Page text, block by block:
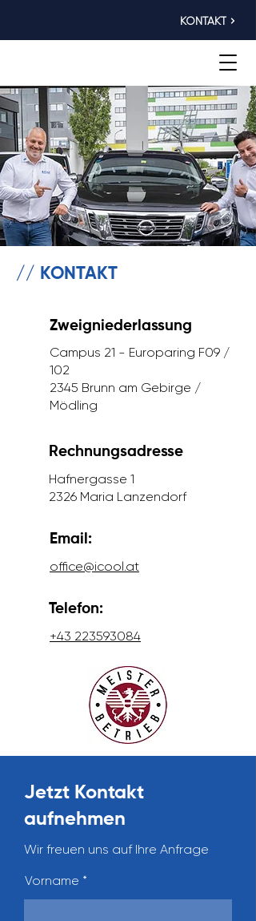
KONTAKT
// KONTAKT
Zweigniederlassung
Campus 21 - Europaring F09 /
102
2345 Brunn am Gebirge /
Mödling
Rechnungsadresse
Hafnergasse 1
2326 Maria Lanzendorf
Email:
office@icool.at
Telefon:
+43 223593084
Jetzt Kontakt
aufnehmen
Wir freuen uns auf Ihre Anfrage
Vorname